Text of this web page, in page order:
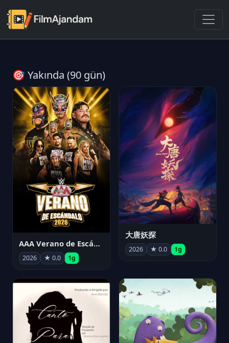
🎯 Yakında (90 gün)
AAA Verano de Escándalo 2026 - Week 3
2026 ★ 0.0 1g
大唐妖探
2026 ★ 0.0 1g